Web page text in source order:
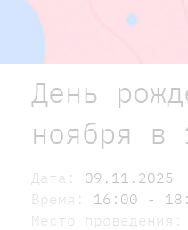
День
ноября в
Дата: 09.11.2025
Время: 16:00 -
Место проведения: